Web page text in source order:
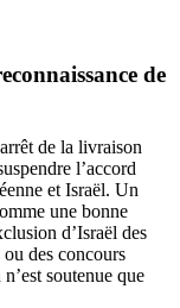
de
de la livraison
l’accord
et Israël. Un
une bonne
d’Israël des
des concours
soutenue que